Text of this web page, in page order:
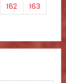
162
163